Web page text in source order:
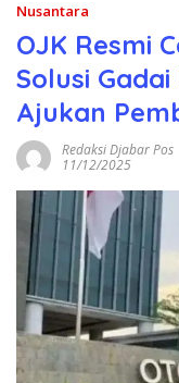
Nusantara
OJK Resmi
Solusi
Ajukan
Redaksi Djabar Pos
11/12/2025